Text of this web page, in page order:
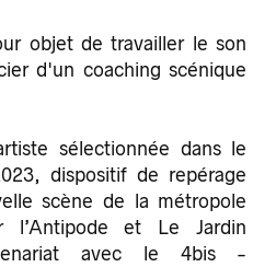
objet de travailler le son
d'un coaching scénique
sélectionnée dans le
dispositif de repérage
scène de la métropole
l’Antipode et Le Jardin
avec le 4bis -